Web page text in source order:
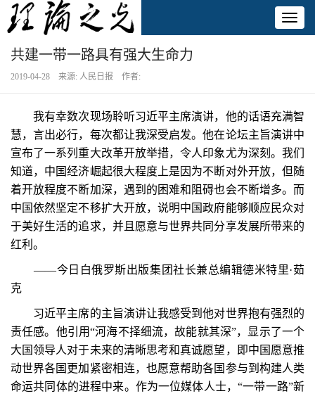
共建一带一路具有强大生命力
2019-04-28 来源: 人民日报 作者:
我有幸数次现场聆听习近平主席演讲，他的话语充满智
慧，言出必行，每次都让我深受启发。他在论坛主旨演讲中
宣布了一系列重大改革开放举措，令人印象尤为深刻。我们
知道，中国经济崛起很大程度上是因为不断对外开放，但随
着开放程度不断加深，遇到的困难和阻碍也会不断增多。而
中国依然坚定不移扩大开放，说明中国政府能够顺应民众对
于美好生活的追求，并且愿意与世界共同分享发展所带来的
红利。
——今日白俄罗斯出版集团社长兼总编辑德米特里·茹
克
习近平主席的主旨演讲让我感受到他对世界抱有强烈的
责任感。他引用“河海不择细流，故能就其深”，显示了一个
大国领导人对于未来的清晰思考和真诚愿望，即中国愿意推
动世界各国更加紧密相连，也愿意帮助各国参与到构建人类
命运共同体的进程中来。作为一位媒体人士，“一带一路”新